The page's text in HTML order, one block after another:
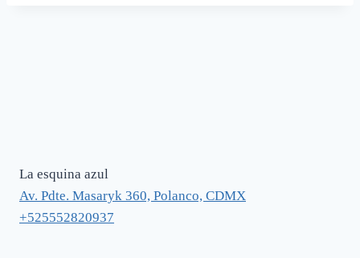
La esquina azul
Av. Pdte. Masaryk 360, Polanco, CDMX
+525552820937